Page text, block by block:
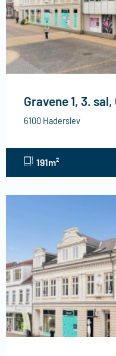
Gravene 1, 3.
6100 Haderslev
191m²